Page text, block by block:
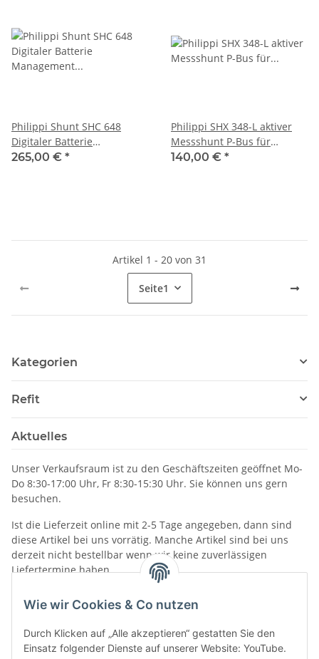
Wie wir Cookies & Co nutzen
Durch Klicken auf „Alle akzeptieren“ gestatten Sie den
Einsatz folgender Dienste auf unserer Website: YouTube.
Philippi Shunt SHC 648
Digitaler Batterie
Management Shunt P-Bus,
265,00 € *
Philippi SHX 348-L aktiver
Messshunt P-Bus für
Solarzellen oder
140,00 € *
Artikel 1 - 20 von 31
Seite1
Kategorien
Refit
Aktuelles
Unser Verkaufsraum ist zu den Geschäftszeiten geöffnet Mo-
Do 8:30-17:00 Uhr, Fr 8:30-15:30 Uhr. Sie können uns gern
besuchen.
Ist die Lieferzeit online mit 2-5 Tage angegeben, dann sind
diese Artikel bei uns vorrätig. Manche Artikel sind bei uns
derzeit nicht bestellbar wenn wir keine zuverlässigen
Liefertermine haben.